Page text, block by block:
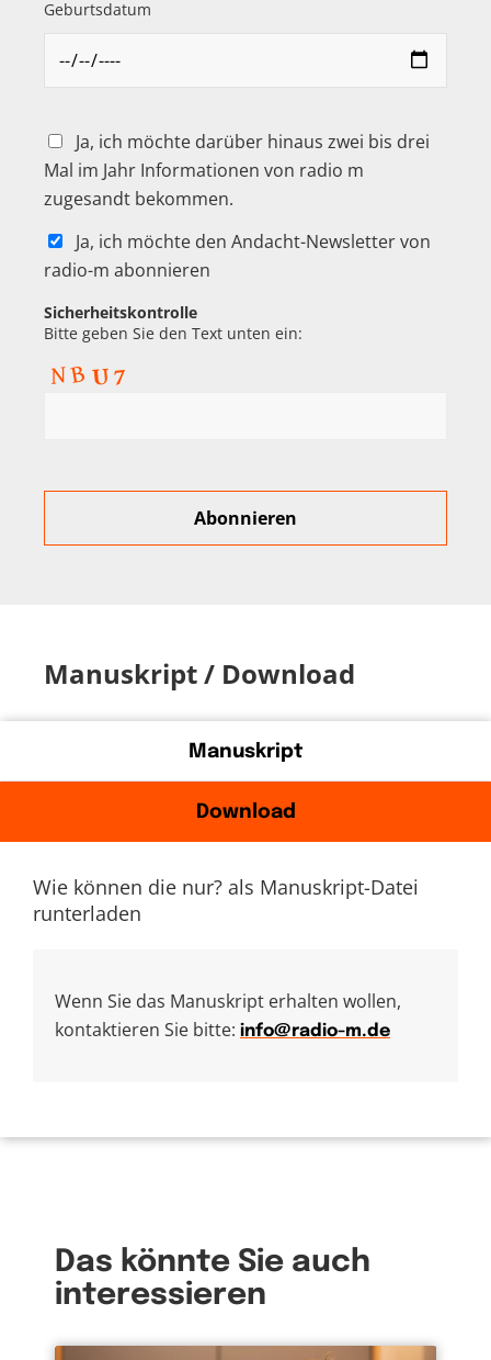
Geburtsdatum
Ja, ich möchte darüber hinaus zwei bis drei
Mal im Jahr Informationen von radio m
zugesandt bekommen.
Ja, ich möchte den Andacht-Newsletter von
radio-m abonnieren
Sicherheitskontrolle
Bitte geben Sie den Text unten ein:
Manuskript / Download
Manuskript
Download
Wie können die nur? als Manuskript-Datei
runterladen
Wenn Sie das Manuskript erhalten wollen,
kontaktieren Sie bitte: info@radio-m.de
Das könnte Sie auch
interessieren